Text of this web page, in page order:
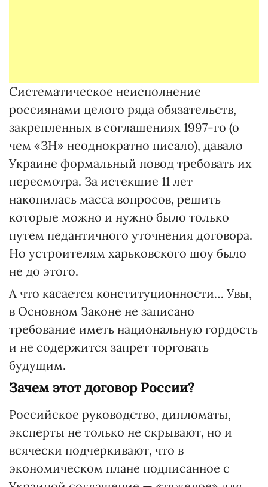
Систематическое неисполнение
россиянами целого ряда обязательств,
закрепленных в соглашениях 1997-го (о
чем «ЗН» неоднократно писало), давало
Украине формальный повод требовать их
пересмотра. За истекшие 11 лет
накопилась масса вопросов, решить
которые можно и нужно было только
путем педантичного уточнения договора.
Но устроителям харьковского шоу было
не до этого.
А что касается конституционности… Увы,
в Основном Законе не записано
требование иметь национальную гордость
и не содержится запрет торговать
будущим.
Зачем этот договор России?
Российское руководство, дипломаты,
эксперты не только не скрывают, но и
всячески подчеркивают, что в
экономическом плане подписанное с